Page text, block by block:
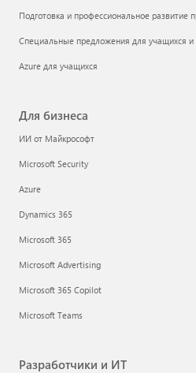
Подготовка и профессиональное развитие
Специальные предложения для учащихся и
Azure для учащихся
Для бизнеса
ИИ от Майкрософт
Microsoft Security
Azure
Dynamics 365
Microsoft 365
Microsoft Advertising
Microsoft 365 Copilot
Microsoft Teams
Разработчики и ИТ